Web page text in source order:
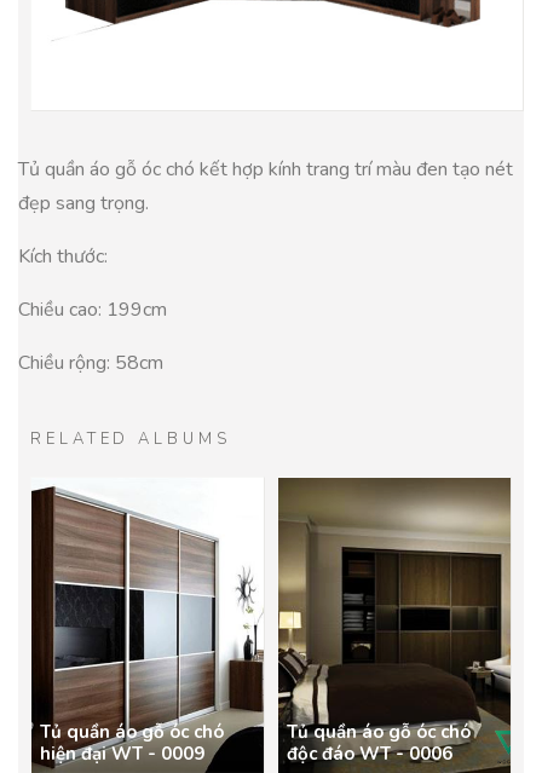
Tủ quần áo gỗ óc chó kết hợp kính trang trí màu đen tạo nét
đẹp sang trọng.
Kích thước:
Chiều cao: 199cm
Chiều rộng: 58cm
RELATED ALBUMS
Tủ quần áo gỗ óc chó
hiện đại WT - 0009
Tủ quần áo gỗ óc chó
độc đáo WT - 0006